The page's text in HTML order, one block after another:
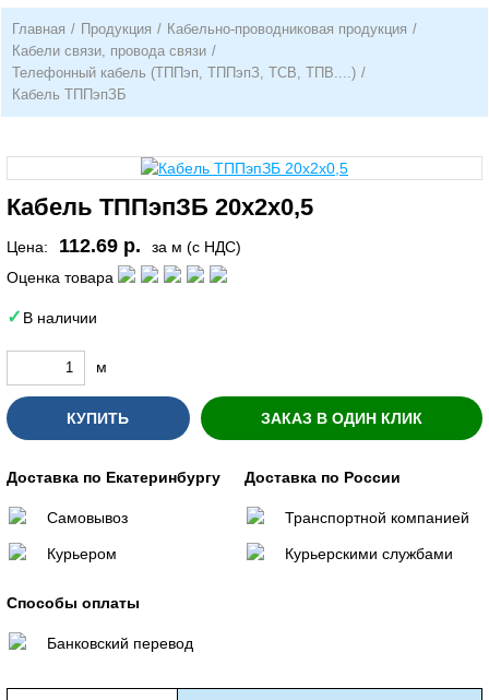
Главная / Продукция / Кабельно-проводниковая продукция /
Кабели связи, провода связи /
Телефонный кабель (ТППэп, ТППэпЗ, ТСВ, ТПВ....) /
Кабель ТППэпЗБ
Кабель ТППэпЗБ 20х2х0,5
Цена: 112.69 р.
за м (с НДС)
Оценка товара
В наличии
м
КУПИТЬ ЗАКАЗ В ОДИН КЛИК
Доставка по Екатеринбургу
Самовывоз
Курьером
Доставка по России
Транспортной компанией
Курьерскими службами
Способы оплаты
Банковский перевод